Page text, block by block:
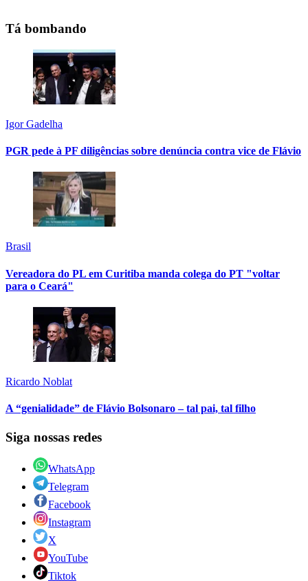
Tá bombando
Igor Gadelha
PGR pede à PF diligências sobre denúncia contra vice de Flávio
Brasil
Vereadora do PL em Curitiba manda colega do PT "voltar
para o Ceará"
Ricardo Noblat
A “genialidade” de Flávio Bolsonaro – tal pai, tal filho
Siga nossas redes
WhatsApp
Telegram
Facebook
Instagram
X
YouTube
Tiktok